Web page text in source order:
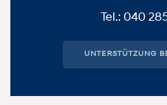
Tel.: 040
UNTERSTÜTZUNG